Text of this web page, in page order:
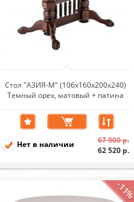
Стол "АЗИЯ-М" (106х160х200х240)
Темный орех, матовый + патина
Нет в наличии
67 900 р.
62 520 р.
-11%